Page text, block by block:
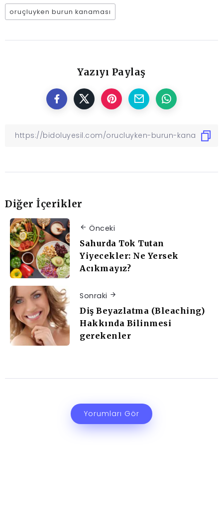
oruçluyken burun kanaması
Yazıyı Paylaş
Diğer İçerikler
Önceki
Sahurda Tok Tutan
Yiyecekler: Ne Yersek
Acıkmayız?
Sonraki
Diş Beyazlatma (Bleaching)
Hakkında Bilinmesi
gerekenler
Yorumları Gör